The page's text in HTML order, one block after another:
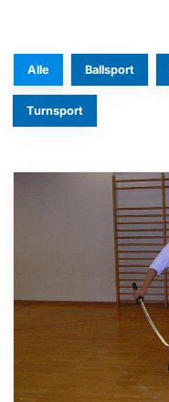
Alle Ballsport
Turnsport